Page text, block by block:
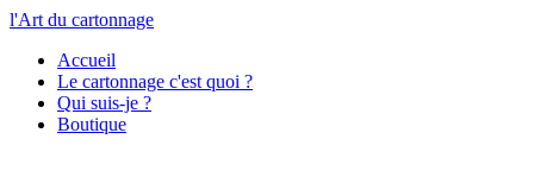
l'Art du cartonnage
Accueil
Le cartonnage c'est quoi ?
Qui suis-je ?
Boutique